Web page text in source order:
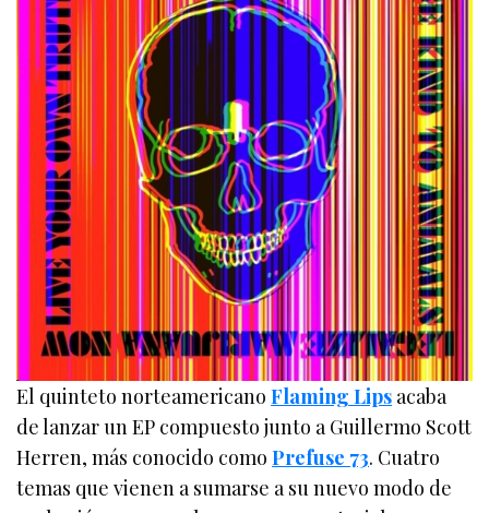
El quinteto norteamericanoFlaming Lips acaba
de lanzar un EP compuesto junto a Guillermo Scott
Herren, más conocido comoPrefuse 73. Cuatro
temas que vienen a sumarse a su nuevo modo de